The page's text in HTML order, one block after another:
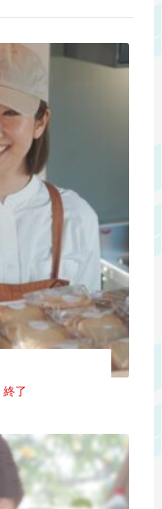
終了